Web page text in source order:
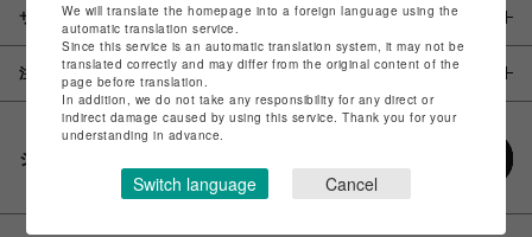
サイズ
注意事項
シェアする
We will translate the homepage into a foreign language using the
automatic translation service.
Since this service is an automatic translation system, it may not be
translated correctly and may differ from the original content of the
page before translation.
In addition, we do not take any responsibility for any direct or
indirect damage caused by using this service. Thank you for your
understanding in advance.
Switch language Cancel